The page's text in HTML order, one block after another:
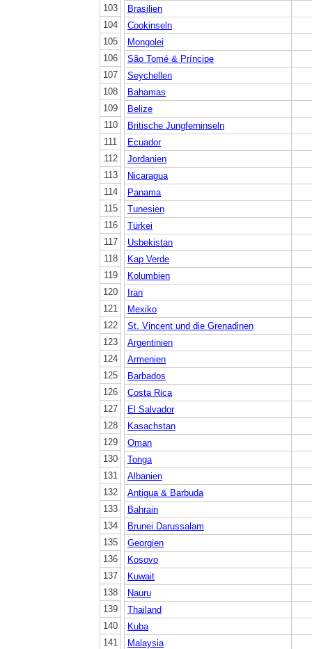
103
104
105
106
107
108
109
110
111
112
113
114
115
116
117
118
119
120
121
122
123
124
125
126
127
128
129
130
131
132
133
134
135
136
137
138
139
140
141
Brasilien
Cookinseln
Mongolei
São Tomé & Príncipe
Seychellen
Bahamas
Belize
Britische Jungferninseln
Ecuador
Jordanien
Nicaragua
Panama
Tunesien
Türkei
Usbekistan
Kap Verde
Kolumbien
Iran
Mexiko
St. Vincent und die Grenadinen
Argentinien
Armenien
Barbados
Costa Rica
El Salvador
Kasachstan
Oman
Tonga
Albanien
Antigua & Barbuda
Bahrain
Brunei Darussalam
Georgien
Kosovo
Kuwait
Nauru
Thailand
Kuba
Malaysia